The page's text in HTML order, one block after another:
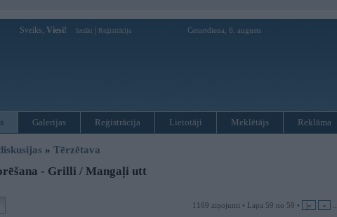
Sveiks, Viesi! Ienākt Reģistrācija Ceturtdiena, 6. augusts
Galerijas Reģistrācija Lietotāji Meklētājs Reklāma
» Tērzētava
- Grilli / Mangaļi utt
1169 ziņojumi • Lapa 59 no 59 • |« «